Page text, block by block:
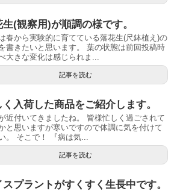
生(観察用)が順調の様です。
春から実験的に育てている落花生(尺鉢植え)の
書きたいと思います。 葉の状態は前回投稿時
大きな変化は感じられま...
記事を読む
く入荷した商品をご紹介します。
近付いてきましたね。 皆様忙しく過ごされて
と思いますが寒いですので体調に気を付けて
。 そこで！ 『病は気...
記事を読む
スプラントがすくすく生長中です。